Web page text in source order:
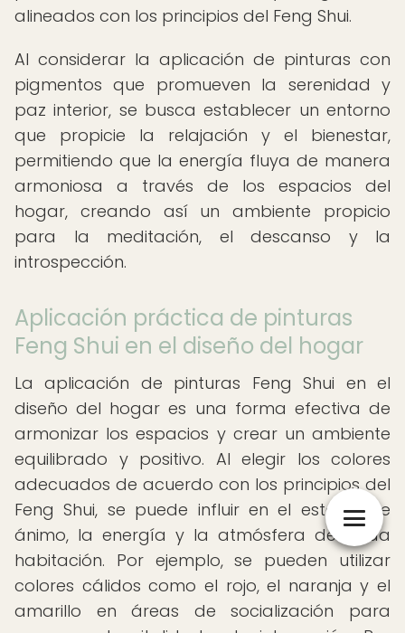
alineados con los principios del Feng Shui.
Al considerar la aplicación de pinturas con
pigmentos que promueven la serenidad y
paz interior, se busca establecer un entorno
que propicie la relajación y el bienestar,
permitiendo que la energía fluya de manera
armoniosa a través de los espacios del
hogar, creando así un ambiente propicio
para la meditación, el descanso y la
introspección.
Aplicación práctica de pinturas
Feng Shui en el diseño del hogar
La aplicación de pinturas Feng Shui en el
diseño del hogar es una forma efectiva de
armonizar los espacios y crear un ambiente
equilibrado y positivo. Al elegir los colores
adecuados de acuerdo con los principios del
Feng Shui, se puede influir en el estado de
ánimo, la energía y la atmósfera de cada
habitación. Por ejemplo, se pueden utilizar
colores cálidos como el rojo, el naranja y el
amarillo en áreas de socialización para